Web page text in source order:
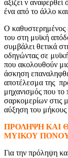
αξίζει ν
ένα από το άλλο
Ο καθυστερημένος
του στη μυϊκή
συμβάλει θετικά
οδηγώντας σε
που ακολουθούν
άσκηση
αποτέλεσμα της
μηχανισμός που το
σαρκομερίων στις
αύξηση του μήκους
ΠΡΟΛΗΨΗ ΚΑΙ
ΜΥΙΚΟΥ
Για την πρόληψη